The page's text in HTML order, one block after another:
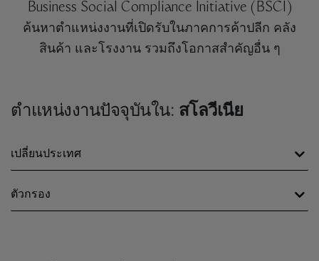
Business Social Compliance Initiative (BSCI)
ค้นหาตำแหน่งงานที่เปิดรับในภาคการค้าปลีก คลัง
สินค้า และโรงงาน รวมถึงโอกาสสำคัญอื่น ๆ
ตำแหน่งงานปัจจุบันใน: สโลวีเนีย
เปลี่ยนประเทศ
ตัวกรอง